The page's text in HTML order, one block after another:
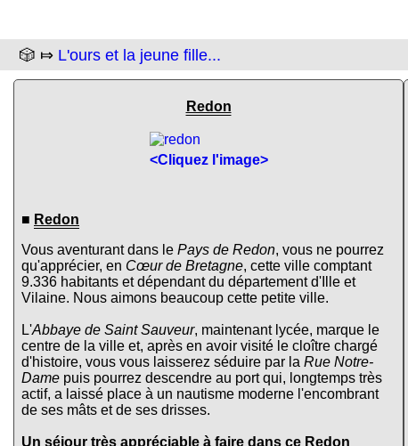
🎲 ⤇ L'ours et la jeune fille...
Redon
<Cliquez l'image>
■ Redon
Vous aventurant dans le Pays de Redon, vous ne pourrez
qu'apprécier, en Cœur de Bretagne, cette ville comptant
9.336 habitants et dépendant du département d'Ille et
Vilaine. Nous aimons beaucoup cette petite ville.
L'Abbaye de Saint Sauveur, maintenant lycée, marque le
centre de la ville et, après en avoir visité le cloître chargé
d'histoire, vous vous laisserez séduire par la Rue Notre-
Dame puis pourrez descendre au port qui, longtemps très
actif, a laissé place à un nautisme moderne l'encombrant
de ses mâts et de ses drisses.
Un séjour très appréciable à faire dans ce Redon